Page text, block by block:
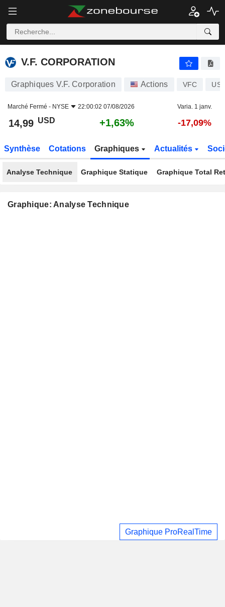
V.F. CORPORATION
V.F. CORPORATION
Graphiques V.F. Corporation Actions VFC
Marché Fermé - NYSE 22:00:02 07/08/2026 Varia. 1 janv.
14,99 USD +1,63% -17,09%
Synthèse Cotations Graphiques Actualités
Analyse Technique Graphique Statique Graphique Total
Graphique: Analyse Technique
Graphique ProRealTime